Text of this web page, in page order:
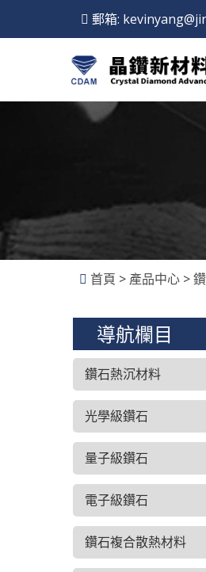
郵箱:
首頁 > 產品中心 >
導航欄目
鑽石熱沉材料
光學級鑽石
量子級鑽石
電子級鑽石
鑽石複合散熱材料